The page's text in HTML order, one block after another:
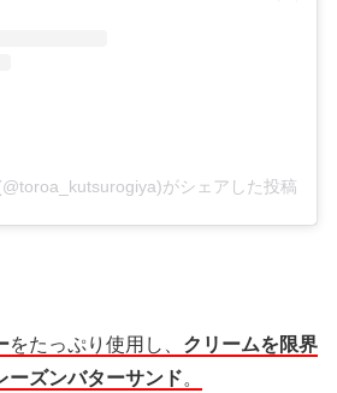
がシェアした投稿
をたっぷり使用し、 クリームを限界
ーズンバターサンド。